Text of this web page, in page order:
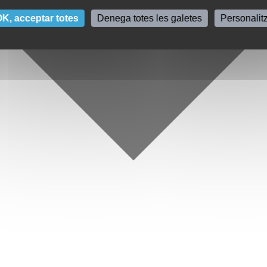
acceptar totes Denega totes les galetes